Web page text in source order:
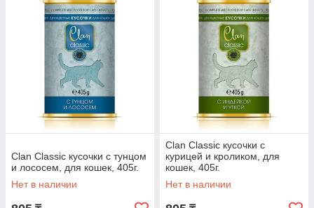
Clan Classiс кусочки с тунцом
и лососем, для кошек, 405г.
Нет в наличии
Clan Classiс кусочки с
курицей и кроликом, для
кошек, 405г.
Нет в наличии